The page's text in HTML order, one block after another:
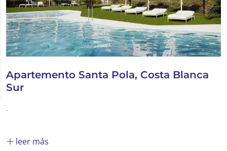
Apartemento Santa Pola, Costa Blanca
Sur
.
leer más